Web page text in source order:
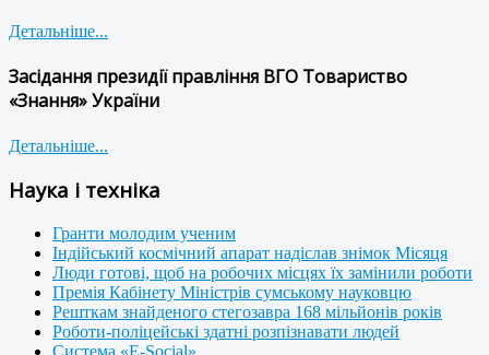
Детальніше...
Засідання президії правління ВГО Товариство
«Знання» України
Детальніше...
Наука і техніка
Гранти молодим ученим
Індійський космічний апарат надіслав знімок Місяця
Люди готові, щоб на робочих місцях їх замінили роботи
Премія Кабінету Міністрів сумському науковцю
Решткам знайденого стегозавра 168 мільйонів років
Роботи-поліцейські здатні розпізнавати людей
Система «E-Social»